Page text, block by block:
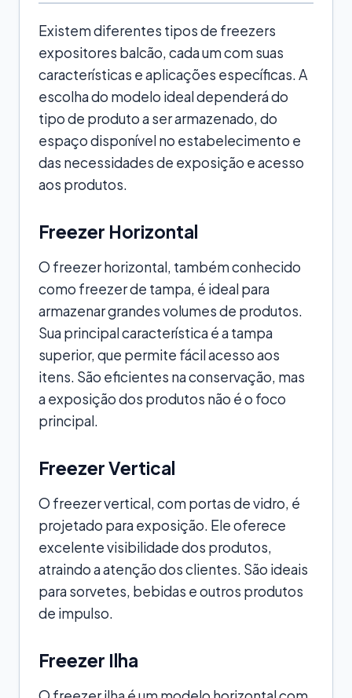
Existem diferentes tipos de freezers
expositores balcão, cada um com suas
características e aplicações específicas. A
escolha do modelo ideal dependerá do
tipo de produto a ser armazenado, do
espaço disponível no estabelecimento e
das necessidades de exposição e acesso
aos produtos.
Freezer Horizontal
O freezer horizontal, também conhecido
como freezer de tampa, é ideal para
armazenar grandes volumes de produtos.
Sua principal característica é a tampa
superior, que permite fácil acesso aos
itens. São eficientes na conservação, mas
a exposição dos produtos não é o foco
principal.
Freezer Vertical
O freezer vertical, com portas de vidro, é
projetado para exposição. Ele oferece
excelente visibilidade dos produtos,
atraindo a atenção dos clientes. São ideais
para sorvetes, bebidas e outros produtos
de impulso.
Freezer Ilha